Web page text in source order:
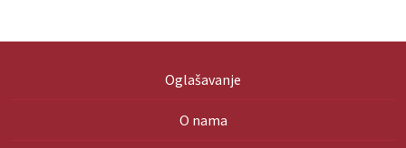
Oglašavanje
O nama